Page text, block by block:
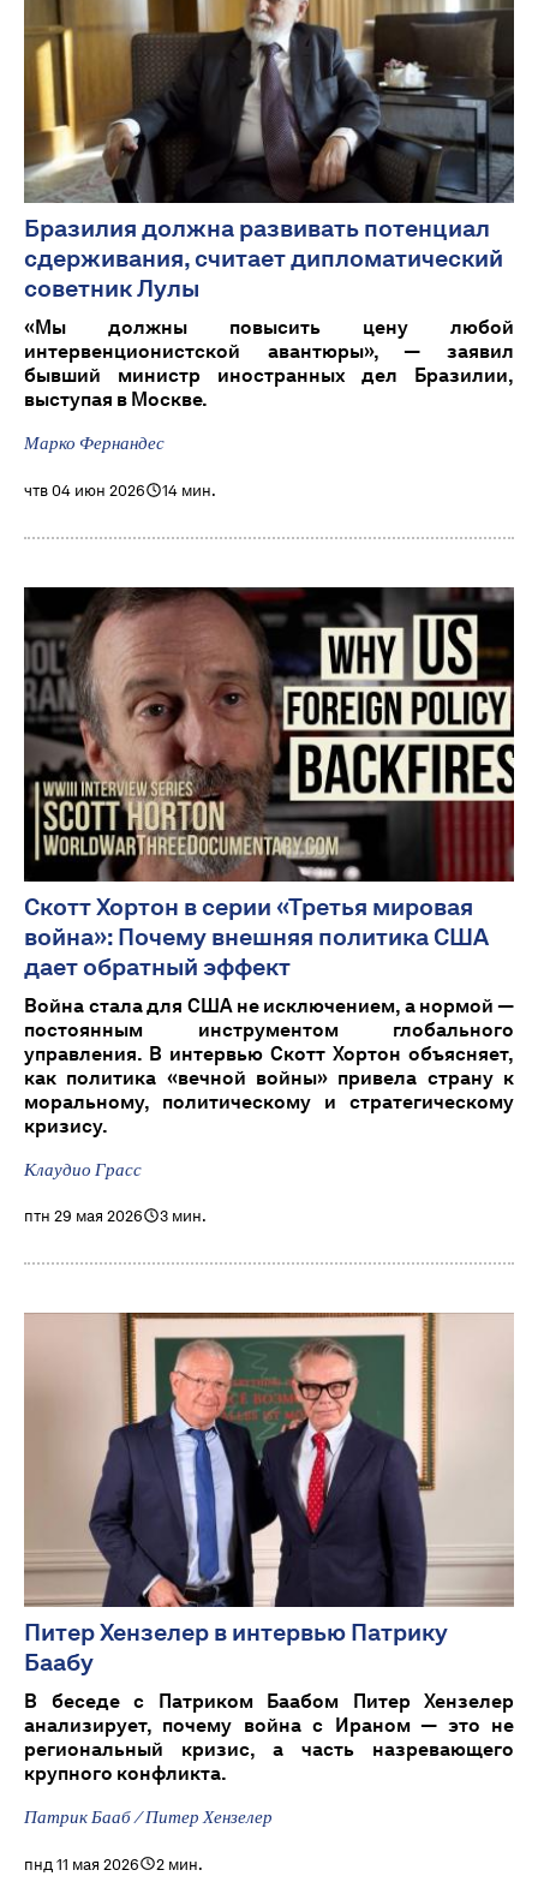
Бразилия должна развивать потенциал
сдерживания, считает дипломатический
советник Лулы
«Мы должны повысить цену любой
интервенционистской авантюры», — заявил
бывший министр иностранных дел Бразилии,
выступая в Москве.
Марко Фернандес
чтв 04 июн 2026 14 мин.
Скотт Хортон в серии «Третья мировая
война»: Почему внешняя политика США
дает обратный эффект
Война стала для США не исключением, а нормой —
постоянным инструментом глобального
управления. В интервью Скотт Хортон объясняет,
как политика «вечной войны» привела страну к
моральному, политическому и стратегическому
кризису.
Клаудио Грасс
птн 29 мая 2026 3 мин.
Питер Хензелер в интервью Патрику
Баабу
В беседе с Патриком Баабом Питер Хензелер
анализирует, почему война с Ираном — это не
региональный кризис, а часть назревающего
крупного конфликта.
Патрик Бааб / Питер Хензелер
пнд 11 мая 2026 2 мин.